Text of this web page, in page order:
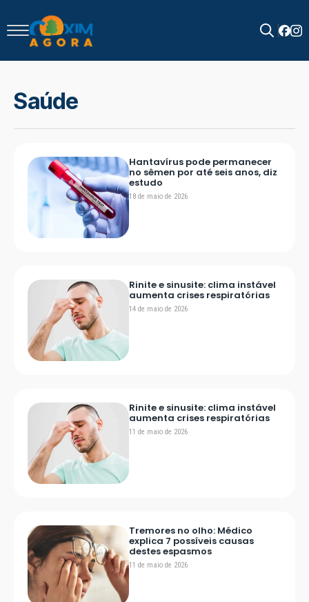
for:
Saúde
Hantavírus pode permanecer
no sêmen por até seis anos, diz
estudo
18 de maio de 2026
Rinite e sinusite: clima instável
aumenta crises respiratórias
14 de maio de 2026
Rinite e sinusite: clima instável
aumenta crises respiratórias
11 de maio de 2026
Tremores no olho: Médico
explica 7 possíveis causas
destes espasmos
11 de maio de 2026